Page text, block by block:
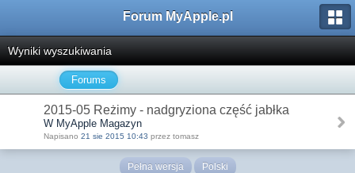
Forum MyApple.pl
Wyniki wyszukiwania
Forums
2015-05 Reżimy - nadgryziona część jabłka
W MyApple Magazyn
Napisano 21 sie 2015 10:43 przez tomasz
Pełna wersja Polski